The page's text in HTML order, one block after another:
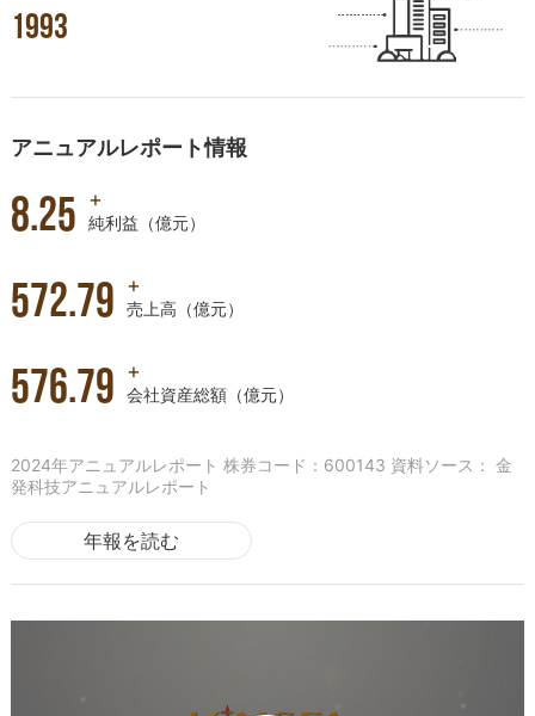
1993
アニュアルレポート情報
8.25 +
純利益（億元）
605.14 +
売上高（億元）
617.99 +
会社資産総額（億元）
2024年アニュアルレポート 株券コード：600143 資料ソース： 金
発科技アニュアルレポート
年報を読む